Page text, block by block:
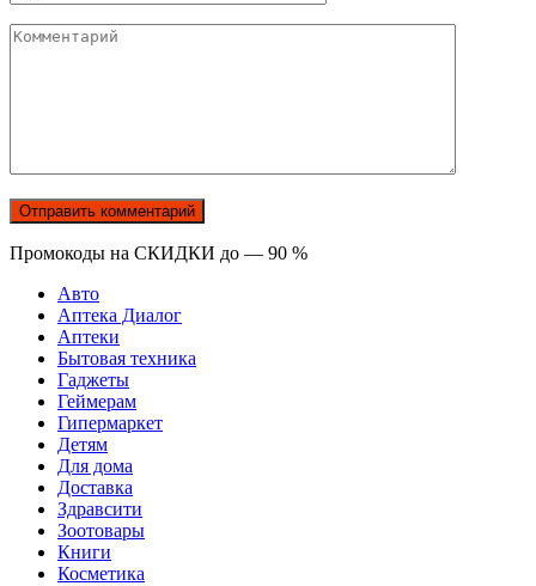
Комментарий
Промокоды на СКИДКИ до — 90 %
Авто
Аптека Диалог
Аптеки
Бытовая техника
Гаджеты
Геймерам
Гипермаркет
Детям
Для дома
Доставка
Здравсити
Зоотовары
Книги
Косметика